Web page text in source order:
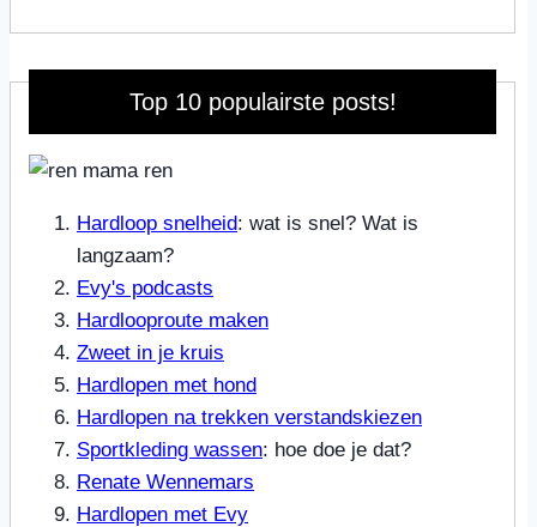
Top 10 populairste posts!
Hardloop snelheid: wat is snel? Wat is
langzaam?
Evy's podcasts
Hardlooproute maken
Zweet in je kruis
Hardlopen met hond
Hardlopen na trekken verstandskiezen
Sportkleding wassen: hoe doe je dat?
Renate Wennemars
Hardlopen met Evy